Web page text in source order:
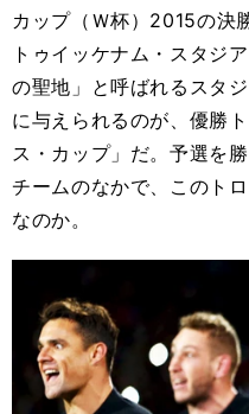
カップ（Ｗ杯）2015の決
トゥイッケナム・スタジ
の聖地」と呼ばれるスタ
に与えられるのが、優勝
ス・カップ」だ。予選を
チームのなかで、このト
なのか。